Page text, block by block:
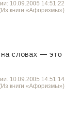
10.09.2005 14:51:22
книги «Афоризмы»)
на словах — это
10.09.2005 14:51:14
книги «Афоризмы»)